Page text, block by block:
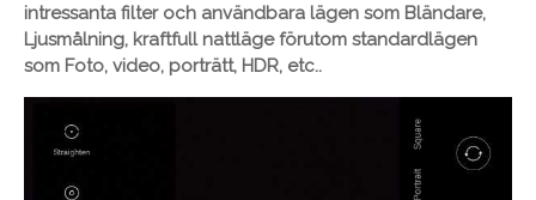
intressanta filter och användbara lägen som Bländare,
Ljusmålning, kraftfull nattläge förutom standardlägen
som Foto, video, porträtt, HDR, etc..